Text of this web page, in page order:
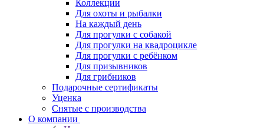
Коллекции
Для охоты и рыбалки
На каждый день
Для прогулки с собакой
Для прогулки на квадроцикле
Для прогулки с ребёнком
Для призывников
Для грибников
Подарочные сертификаты
Уценка
Снятые с производства
О компании